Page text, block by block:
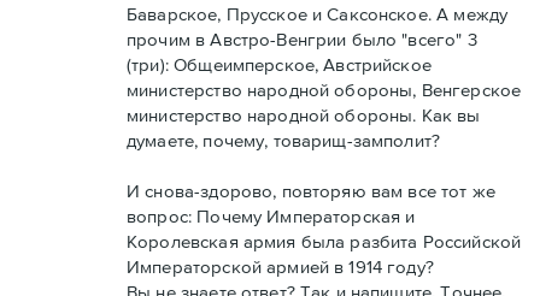
Баварское, Прусское и Саксонское. А между
прочим в Австро-Венгрии было "всего" 3
(три): Общеимперское, Австрийское
министерство народной обороны, Венгерское
министерство народной обороны. Как вы
думаете, почему, товарищ-замполит?
И снова-здорово, повторяю вам все тот же
вопрос: Почему Императорская и
Королевская армия была разбита Российской
Императорской армией в 1914 году?